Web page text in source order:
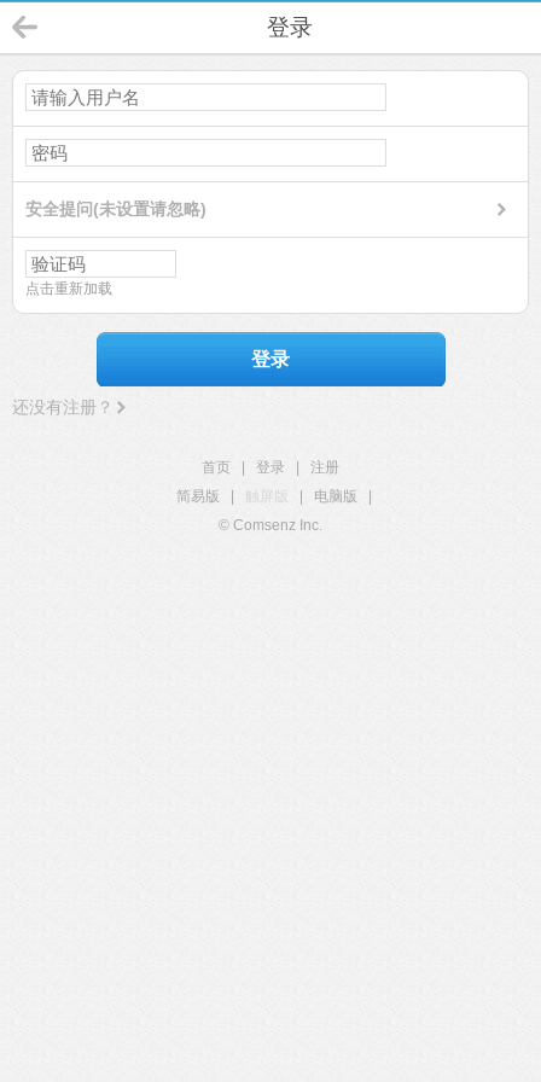
登录
安全提问(未设置请忽略)
点击重新加载
登录
还没有注册？
首页 登录
注册
简易版
触屏版 电脑版
© Comsenz Inc.